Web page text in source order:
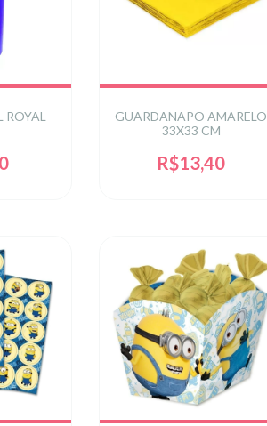
ROYAL
GUARDANAPO AMARELO
33X33 CM
R$13,40